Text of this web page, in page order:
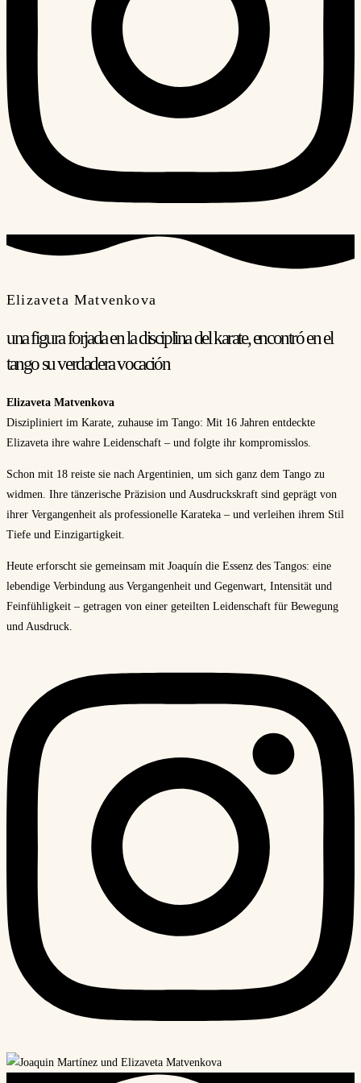
Elizaveta Matvenkova
una figura forjada en la disciplina del karate, encontró en el
tango su verdadera vocación
Elizaveta Matvenkova
Diszipliniert im Karate, zuhause im Tango: Mit 16 Jahren entdeckte
Elizaveta ihre wahre Leidenschaft – und folgte ihr kompromisslos.
Schon mit 18 reiste sie nach Argentinien, um sich ganz dem Tango zu
widmen. Ihre tänzerische Präzision und Ausdruckskraft sind geprägt von
ihrer Vergangenheit als professionelle Karateka – und verleihen ihrem Stil
Tiefe und Einzigartigkeit.
Heute erforscht sie gemeinsam mit Joaquín die Essenz des Tangos: eine
lebendige Verbindung aus Vergangenheit und Gegenwart, Intensität und
Feinfühligkeit – getragen von einer geteilten Leidenschaft für Bewegung
und Ausdruck.